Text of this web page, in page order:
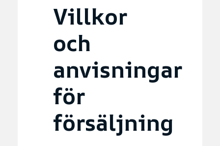
Villkor
och
anvisningar
för
försäljning